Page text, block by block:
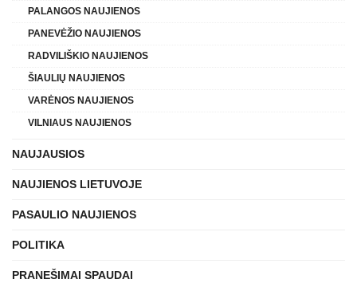
PALANGOS NAUJIENOS
PANEVĖŽIO NAUJIENOS
RADVILIŠKIO NAUJIENOS
ŠIAULIŲ NAUJIENOS
VARĖNOS NAUJIENOS
VILNIAUS NAUJIENOS
NAUJAUSIOS
NAUJIENOS LIETUVOJE
PASAULIO NAUJIENOS
POLITIKA
PRANEŠIMAI SPAUDAI